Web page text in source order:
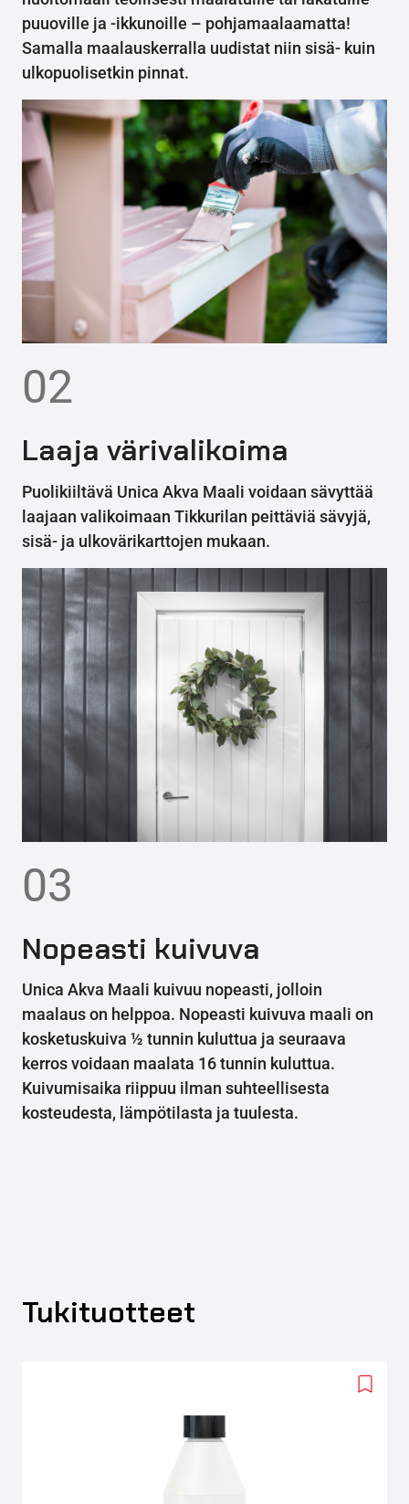
puuoville ja -ikkunoille – pohjamaalaamatta!
Samalla maalauskerralla uudistat niin sisä- kuin
ulkopuolisetkin pinnat.
02
Laaja värivalikoima
Puolikiiltävä Unica Akva Maali voidaan sävyttää
laajaan valikoimaan Tikkurilan peittäviä sävyjä,
sisä- ja ulkovärikarttojen mukaan.
03
Nopeasti kuivuva
Unica Akva Maali kuivuu nopeasti, jolloin
maalaus on helppoa. Nopeasti kuivuva maali on
kosketuskuiva ½ tunnin kuluttua ja seuraava
kerros voidaan maalata 16 tunnin kuluttua.
Kuivumisaika riippuu ilman suhteellisesta
kosteudesta, lämpötilasta ja tuulesta.
Tukituotteet
Add